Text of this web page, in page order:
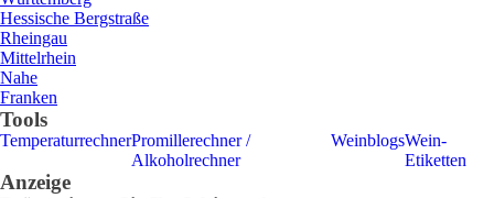
Hessische Bergstraße
Rheingau
Mittelrhein
Nahe
Franken
Tools
TemperaturrechnerPromillerechner /
Alkoholrechner
WeinblogsWein-
Etiketten
Anzeige